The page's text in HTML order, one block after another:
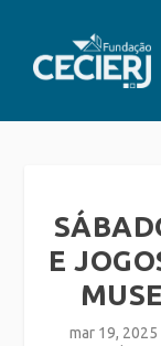
E
mar 19, 2025